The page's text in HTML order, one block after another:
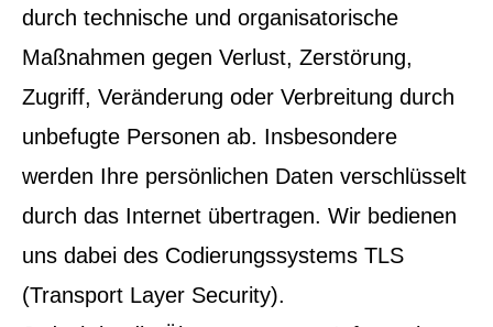
durch technische und organisatorische
Maßnahmen gegen Verlust, Zerstörung,
Zugriff, Veränderung oder Verbreitung durch
unbefugte Per­sonen ab. Insbesondere
werden Ihre persönlichen Daten verschlüsselt
durch das Internet übertragen. Wir bedienen
uns dabei des Codierungssystems TLS
(Transport Layer Security).